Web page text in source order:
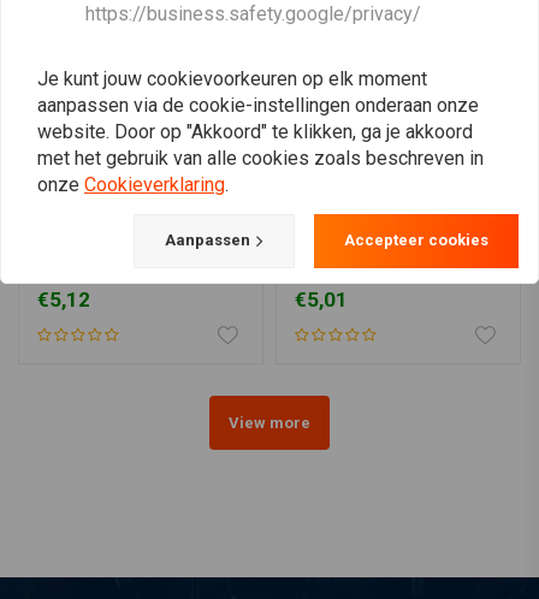
Achterrem Kabel Vespa
€5,12
Km Teller Kabel Vespa
Ciao '05/SI (CEV-Wartel)
€5,01
View more
https://business.safety.google/privacy/
Je kunt jouw cookievoorkeuren op elk moment
aanpassen via de cookie-instellingen onderaan onze
website. Door op "Akkoord" te klikken, ga je akkoord
met het gebruik van alle cookies zoals beschreven in
onze Cookieverklaring.
Aanpassen Accepteer cookies